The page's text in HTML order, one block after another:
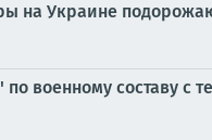
на Украине
военному составу с